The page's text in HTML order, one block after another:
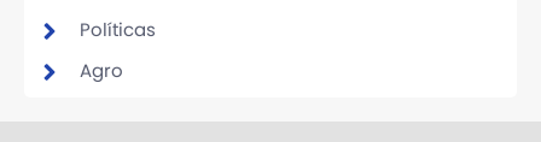
Políticas
Agro